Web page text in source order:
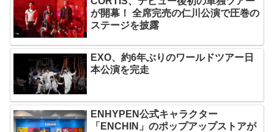
が開幕！ 全席完売の仁川公演で圧巻の
ステージを披露
EXO、約6年ぶりのワールドツアー日
本公演を完走
ENHYPEN公式キャラクター
「ENCHIN」のポップアップストアが